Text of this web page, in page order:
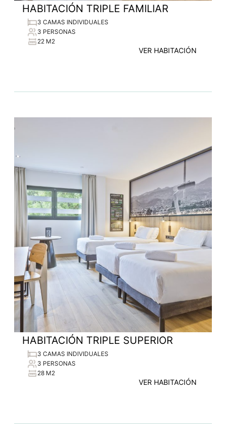
HABITACIÓN TRIPLE FAMILIAR
3 CAMAS INDIVIDUALES
3 PERSONAS
22 M2
VER HABITACIÓN
HABITACIÓN TRIPLE SUPERIOR
3 CAMAS INDIVIDUALES
3 PERSONAS
28 M2
VER HABITACIÓN